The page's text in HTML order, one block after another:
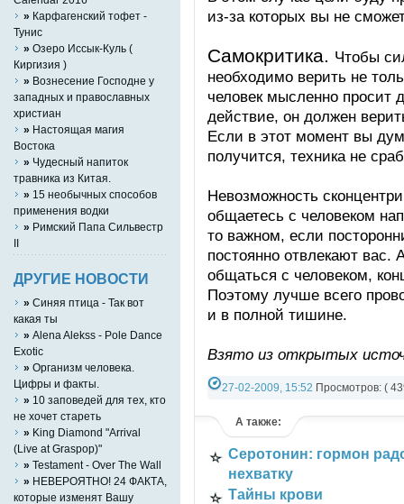
из-за которых вы не
Самокритика. Чтобы
необходимо верить не
человек мысленно просит
действие, он должен
Если в этот момент вы
получится, техника не
Невозможность
общаетесь с человеком
то важном, если
постоянно отвлекают
общаться с человеком,
Поэтому лучше всего
и в полной тишине.
Взято из открытых
27-02-2009, 15:52 Просмотров: (
А также:
Серотонин: гормон
нехватку
Тайны крови
» Карфагенский тофет -
Тунис
» Озеро Иссык-Куль (
Киргизия )
» Вознесение Господне у
западных и православных
христиан
» Настоящая магия
Востока
» Чудесный напиток
травника из Китая.
» 15 необычных способов
применения водки
» Римский Папа Сильвестр
II
ДРУГИЕ НОВОСТИ
» Синяя птица - Так вот
какая ты
» Alena Alekss - Pole Dance
Exotic
» Организм человека.
Цифры и факты.
» 10 заповедей для тех, кто
не хочет стареть
» King Diamond "Arrival
(Live at Graspop)"
» Testament - Over The Wall
» НЕВЕРОЯТНО! 24 ФАКТА,
которые изменят Вашу